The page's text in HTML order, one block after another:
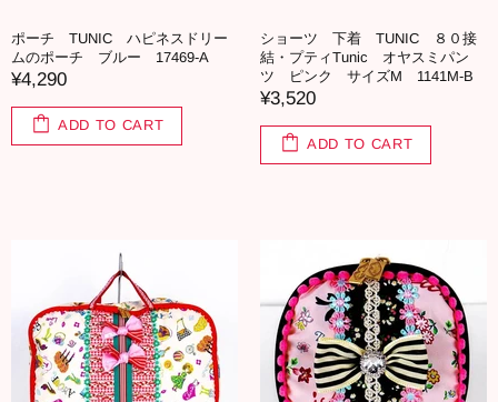
ポーチ TUNIC ハピネスドリー
ムのポーチ ブルー 17469-A
¥4,290
ADD TO CART
ショーツ 下着 TUNIC ８０接
結・プティTunic オヤスミパン
ツ ピンク サイズM 1141M-B
¥3,520
ADD TO CART